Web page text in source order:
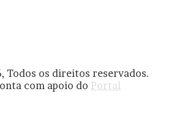
Todos os direitos reservados.
com apoio do Portal